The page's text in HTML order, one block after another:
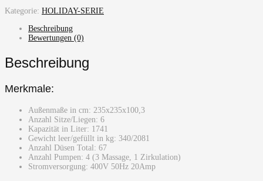
Kategorie: HOLIDAY-SERIE
Beschreibung
Bewertungen (0)
Beschreibung
Merkmale:
Außenmaße in cm: 235x235x100,3
Anzahl Sitze/Liegen: 6
Kapazität in Liter: 1741
Gewicht leer/gefüllt in kg: 340/2081
Anzahl Düsen Total: 67
Anzahl Pumpen: 4 (3 Massage, 1 Zirkulation)
Stromversorgung: 400V 50Hz 20Amp